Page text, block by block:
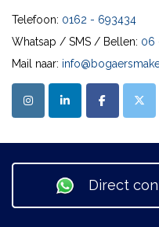
Telefoon: 0162 - 693434
Whatsap / SMS / Bellen: 06
Mail naar:
Direct